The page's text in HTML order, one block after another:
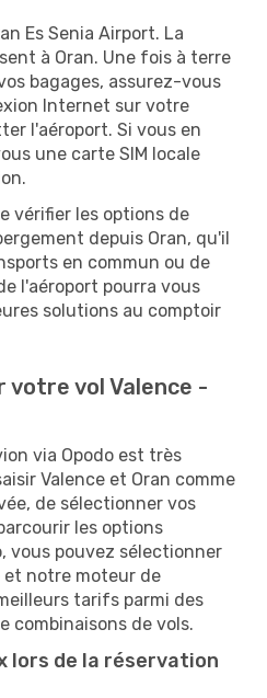
Es Senia Airport. La
à Oran. Une fois à terre
bagages, assurez-vous
Internet sur votre
l'aéroport. Si vous en
une carte SIM locale
vérifier les options de
depuis Oran, qu'il
en commun ou de
l'aéroport pourra vous
solutions au comptoir
vol Valence -
via Opodo est très
Valence et Oran comme
de sélectionner vos
les options
vous pouvez sélectionner
notre moteur de
tarifs parmi des
combinaisons de vols.
lors de la réservation